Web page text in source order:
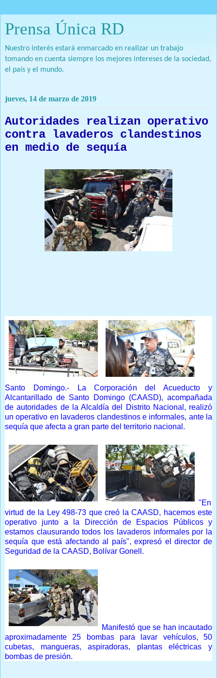
Prensa Única RD
Nuestro interés estará enmarcado en realizar un trabajo
tomando en cuenta siempre los mejores intereses de la sociedad,
el país y el mundo.
jueves, 14 de marzo de 2019
Autoridades realizan operativo
contra lavaderos clandestinos
en medio de sequía
Santo Domingo.- La Corporación del Acueducto y
Alcantarillado de Santo Domingo (CAASD), acompañada
de autoridades de la Alcaldía del Distrito Nacional, realizó
un operativo en lavaderos clandestinos e informales, ante la
sequía que afecta a gran parte del territorio nacional.
"En
virtud de la Ley 498-73 que creó la CAASD, hacemos este
operativo junto a la Dirección de Espacios Públicos y
estamos clausurando todos los lavaderos informales por la
sequía que está afectando al país", expresó el director de
Seguridad de la CAASD, Bolívar Gonell.
Manifestó que se han incautado
aproximadamente 25 bombas para lavar vehículos, 50
cubetas, mangueras, aspiradoras, plantas eléctricas y
bombas de presión.